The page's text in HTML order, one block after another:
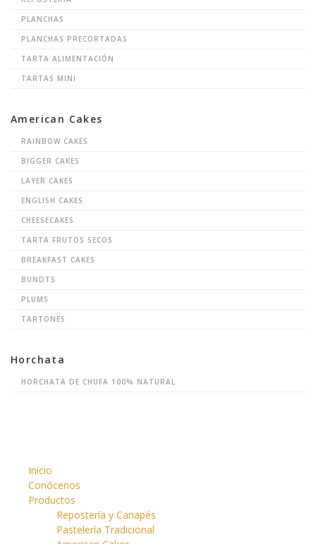
PLANCHAS
PLANCHAS PRECORTADAS
TARTA ALIMENTACIÓN
TARTAS MINI
American Cakes
RAINBOW CAKES
BIGGER CAKES
LAYER CAKES
ENGLISH CAKES
CHEESECAKES
TARTA FRUTOS SECOS
BREAKFAST CAKES
BUNDTS
PLUMS
TARTONES
Horchata
HORCHATA DE CHUFA 100% NATURAL
Inicio
Conócenos
Productos
Repostería y Canapés
Pastelería Tradicional